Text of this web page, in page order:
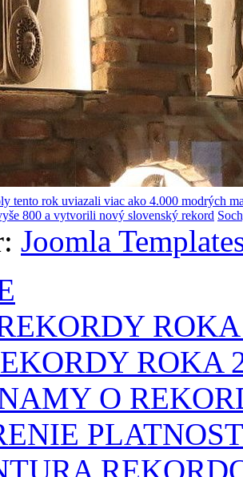
tento rok uviazali viac ako 4.000 modrých
800 a vytvorili nový slovenský rekord
Joomla
ROKA
ROKA
O